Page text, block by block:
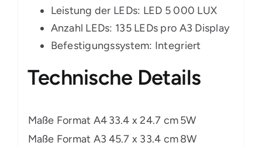
Leistung der LEDs: LED 5 000 LUX
Anzahl LEDs: 135 LEDs pro A3 Display
Befestigungssystem: Integriert
Technische Details
Maße Format A433.4 x 24.7 cm5W
Maße Format A3 45.7 x 33.4 cm8W